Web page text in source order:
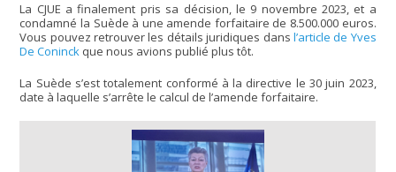
La CJUE a finalement pris sa décision, le 9 novembre 2023, et a
condamné la Suède à une amende forfaitaire de 8.500.000 euros.
Vous pouvez retrouver les détails juridiques dans l’article de Yves
De Coninck que nous avions publié plus tôt.
La Suède s’est totalement conformé à la directive le 30 juin 2023,
date à laquelle s’arrête le calcul de l’amende forfaitaire.